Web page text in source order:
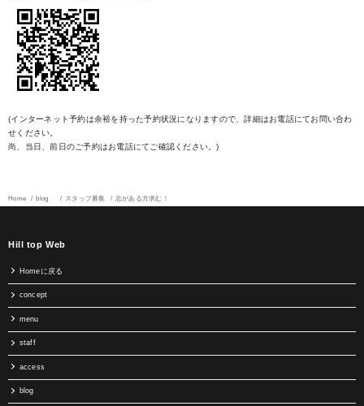
(インターネット予約は余裕を持った予約状況になりますので、詳細はお電話にてお問い合わ
せください。
尚、当日、前日のご予約はお電話にてご確認ください。)
Home blog スタッフ募集 志がある方求む！
Hill top Web
Homeに戻る
concept
menu
staff
access
blog